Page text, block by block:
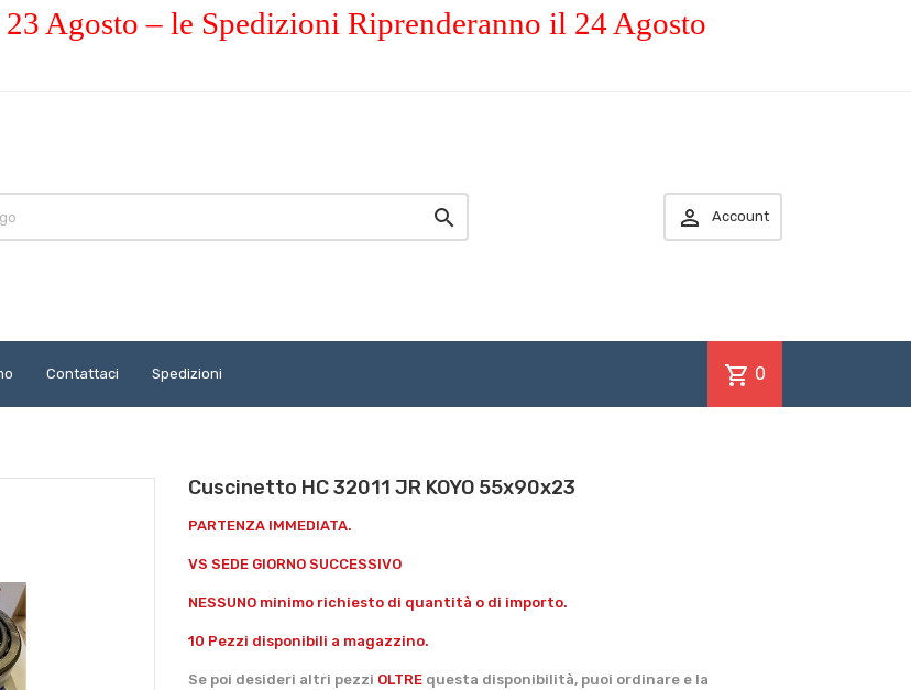
Agosto – le Spedizioni Riprenderanno il 24 Agosto
  Account
Contattaci Spedizioni shopping_cart 0
Cuscinetto HC 32011 JR KOYO 55x90x23
PARTENZA IMMEDIATA.
VS SEDE GIORNO SUCCESSIVO
NESSUNO minimo richiesto di quantità o di importo.
10 Pezzi disponibili a magazzino.
Se poi desideri altri pezzi OLTRE questa disponibilità, puoi ordinare e la